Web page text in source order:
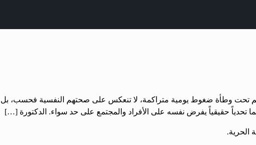
تحت وطأة ضغوط يومية متراكمة، لا تنعكس على صحتهم النفسية فحسب، بل
تحدياً حقيقياً يفرض نفسه على الأفراد والمجتمع على حد سواء. الدكتورة […]
الحرية.